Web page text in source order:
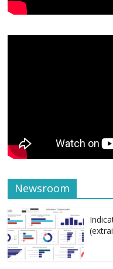
Newsroom